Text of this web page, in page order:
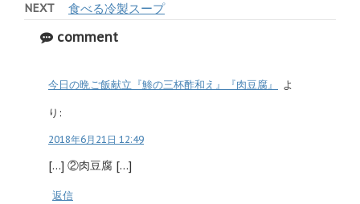
NEXT 食べる冷製スープ
comment
今日の晩ご飯献立『鯵の三杯酢和え』『肉豆腐』 よ
り:
2018年6月21日 12:49
[…] ②肉豆腐 […]
返信